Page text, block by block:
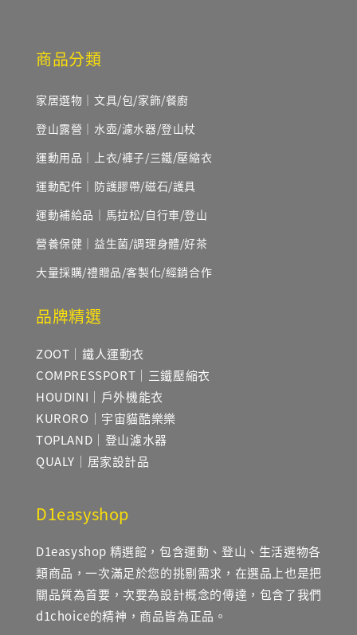
商品分類
家居選物｜文具/包/家飾/餐廚
登山露營｜水壺/濾水器/登山杖
運動用品｜上衣/褲子/三鐵/壓縮衣
運動配件｜防護膠帶/磁石/護具
運動補給品｜馬拉松/自行車/登山
營養保健｜益生菌/調理身體/好茶
大量採購/禮贈品/客製化/經銷合作
品牌精選
ZOOT｜鐵人運動衣
COMPRESSPORT｜三鐵壓縮衣
HOUDINI｜戶外機能衣
KURORO｜宇宙貓酷樂樂
TOPLAND｜登山濾水器
QUALY｜居家設計品
D1easyshop
D1easyshop 精選館，包含運動、登山、生活選物各
類商品，一次滿足於您的挑剔需求，在選品上也是把
關品質為首要，次要為設計概念的傳達，包含了我們
d1choice的精神，商品皆為正品。